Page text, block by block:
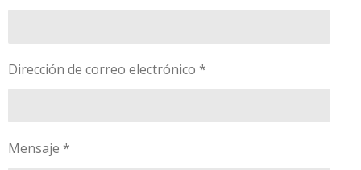
Dirección de correo electrónico *
Mensaje *